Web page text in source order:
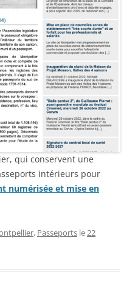
qui conservent une
intérieurs pour
numérisée et mise en
, Passeports le22